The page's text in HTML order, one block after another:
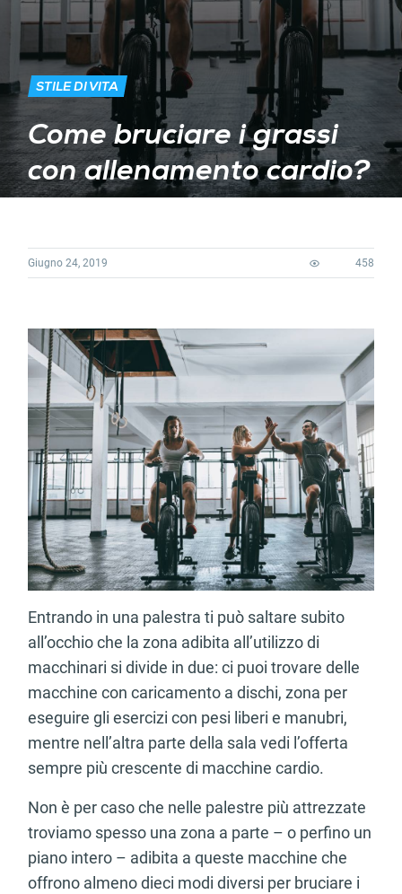
STILE DI VITA
Come bruciare i grassi
con allenamento cardio?
Giugno 24, 2019 458
Entrando in una palestra ti può saltare subito
all’occhio che la zona adibita all’utilizzo di
macchinari si divide in due: ci puoi trovare delle
macchine con caricamento a dischi, zona per
eseguire gli esercizi con pesi liberi e manubri,
mentre nell’altra parte della sala vedi l’offerta
sempre più crescente di macchine cardio.
Non è per caso che nelle palestre più attrezzate
troviamo spesso una zona a parte – o perfino un
piano intero – adibita a queste macchine che
offrono almeno dieci modi diversi per bruciare i